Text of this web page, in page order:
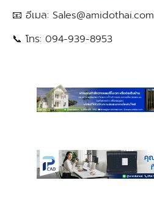
📧 อีเมล: Sales@amidothai.com
📞 โทร: 094-939-8953